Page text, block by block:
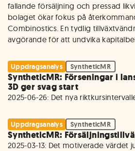
fallande försäljning och pressad
bolaget ökar fokus på
Combinostics. En tydlig
avgörande för att undvika
Uppdragsanalys SyntheticMR
SyntheticMR: Förseningar i
3D ger svag start
2025-06-26: Det nya
Uppdragsanalys SyntheticMR
SyntheticMR:
2025-03-13: Det motiverade värdet